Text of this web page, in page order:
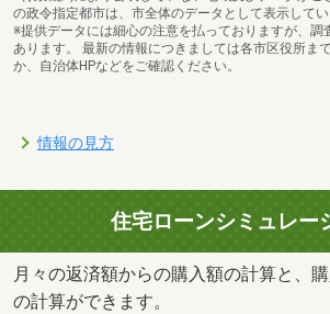
イオンタウン有松まで928m
の政令指定都市は、市全体のデータとして表示してい
※提供データには細心の注意を払っておりますが、調
あります。 最新の情報につきましては各市区役所ま
か、自治体HPなどをご確認ください。
情報の見方
住宅ローンシミュレー
月々の返済額からの購入額の計算と、
の計算ができます。